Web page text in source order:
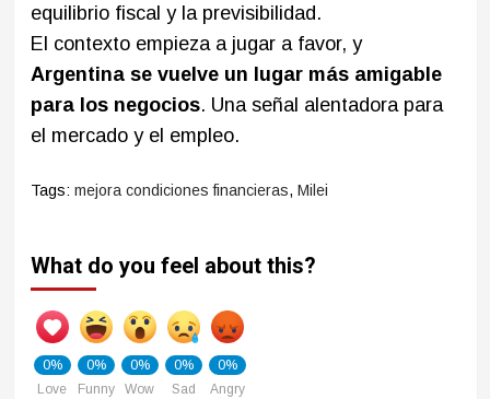
equilibrio fiscal y la previsibilidad.
El contexto empieza a jugar a favor, y
Argentina se vuelve un lugar más amigable
para los negocios. Una señal alentadora para
el mercado y el empleo.
Tags: mejora condiciones financieras, Milei
What do you feel about this?
0%
Love
0%
Funny
0%
Wow
0%
Sad
0%
Angry